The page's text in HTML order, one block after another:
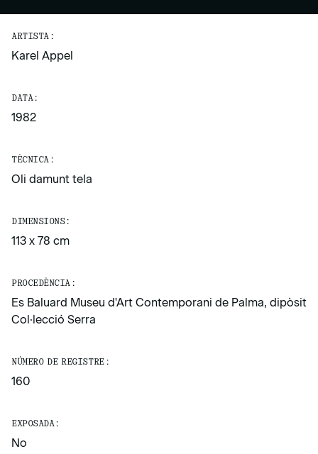
ARTISTA:
Karel Appel
DATA:
1982
TÈCNICA:
Oli damunt tela
DIMENSIONS:
113 x 78 cm
PROCEDÈNCIA:
Es Baluard Museu d'Art Contemporani de Palma, dipòsit
Col·lecció Serra
NÚMERO DE REGISTRE:
160
EXPOSADA:
No